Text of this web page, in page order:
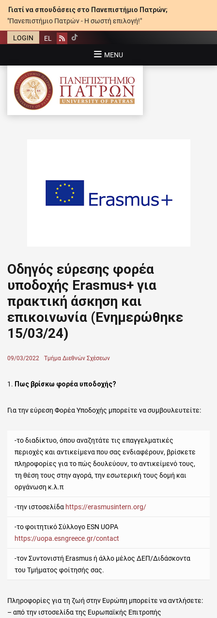
Γιατί να σπουδάσεις στο Πανεπιστήμιο Πατρών;
"Πανεπιστήμιο Πατρών - Η σωστή επιλογή!"
LOGIN EL Rss
MENU
ΠΑΝΕΠΙΣΤΉΜΙΟ ΠΑΤΡΏΝ
Οδηγός εύρεσης φορέα
υποδοχής Erasmus+ για
πρακτική άσκηση και
επικοινωνία (Ενημερώθηκε
15/03/24)
Posted
09/03/2022 Author
Τμήμα Διεθνών Σχέσεων
1. Πως βρίσκω φορέα υποδοχής?
Για την εύρεση Φορέα Υποδοχής μπορείτε να συμβουλευτείτε:
-το διαδίκτυο, όπου αναζητάτε τις επαγγελματικές
περιοχές και αντικείμενα που σας ενδιαφέρουν, βρίσκετε
πληροφορίες για το πώς δουλεύουν, το αντικείμενό τους,
τη θέση τους στην αγορά, την εσωτερική τους δομή και
οργάνωση κ.λ.π
-την ιστοσελίδα https://erasmusintern.org/
-το φοιτητικό Σύλλογο ESN UOPA
https://uopa.esngreece.gr/contact
-τον Συντονιστή Erasmus ή άλλο μέλος ΔΕΠ/Διδάσκοντα
του Τμήματος φοίτησής σας.
Πληροφορίες για τη ζωή στην Ευρώπη μπορείτε να αντλήσετε:
– από την ιστοσελίδα της Ευρωπαϊκής Επιτροπής